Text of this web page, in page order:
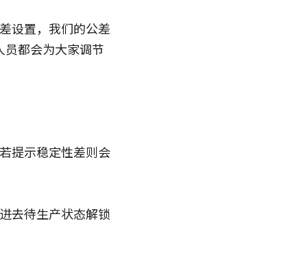
设置，我们的公差
都会为大家调节
提示稳定性差则会
去待生产状态解锁